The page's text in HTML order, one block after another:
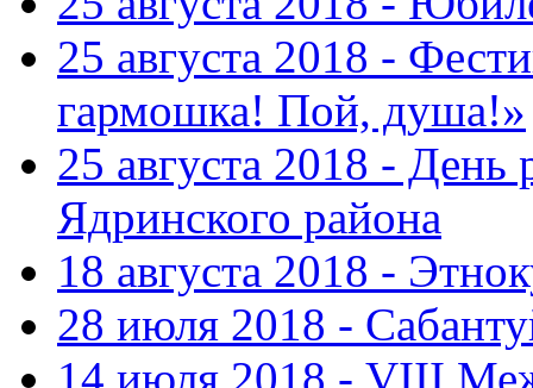
25 августа 2018 -
гармошка! Пой, душа!»
25 августа 2018 -
Ядринского района
18 августа 2018 -
28 июля 2018 -
14 июля 2018 - VIII